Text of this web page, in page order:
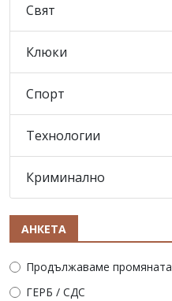
Свят
Клюки
Спорт
Технологии
Криминално
АНКЕТА
Продължаваме промяната
ГЕРБ / СДС